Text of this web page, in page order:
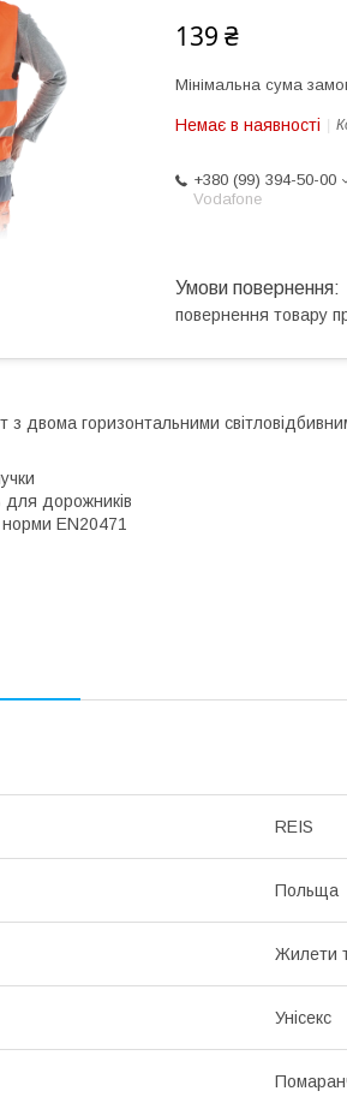
139 ₴
Мінімальна сума
Немає в наявності
+380 (99) 394-50-00
Vodafone
повернення товару
з двома горизонтальними
для дорожників
норми EN20471
REIS
Польща
Жилети
Унісекс